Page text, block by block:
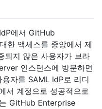
에서 GitHub
한 액세스를 중앙에서 제
되지 않은 사용자가 브라
인스턴스에 방문하면
자를 SAML IdP로 리디
서 계정으로 성공적으로
GitHub Enterprise